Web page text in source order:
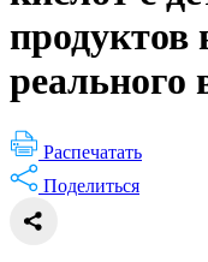
продуктов
реального
Распечатать
Поделиться